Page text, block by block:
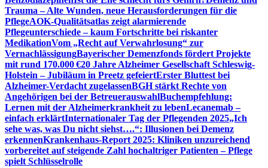
Trauma – Alte Wunden, neue Herausforderungen für die
PflegeAOK-Qualitätsatlas zeigt alarmierende
Pflegeunterschiede – kaum Fortschritte bei riskanter
MedikationVom „Recht auf Verwahrlosung“ zur
VernachlässigungBayerischer Demenzfonds fördert Projekte
mit rund 170.000 €20 Jahre Alzheimer Gesellschaft Schleswig-
Holstein – Jubiläum in Preetz gefeiertErster Bluttest bei
Alzheimer-Verdacht zugelassenBGH stärkt Rechte von
Angehörigen bei der BetreuerauswahlBuchempfehlung:
Lernen mit der Alzheimerkrankheit zu lebenLecanemab –
einfach erklärtInternationaler Tag der Pflegenden 2025„Ich
sehe was, was Du nicht siehst….“: Illusionen bei Demenz
erkennenKrankenhaus-Report 2025: Kliniken unzureichend
vorbereitet auf steigende Zahl hochaltriger Patienten – Pflege
spielt Schlüsselrolle